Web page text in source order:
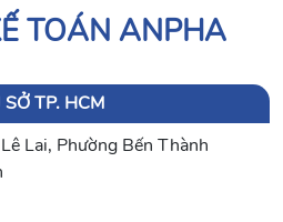
TOÁN ANPHA
TP. HCM
Lai, Phường Bến Thành